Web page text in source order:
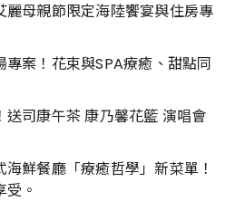
母親節限定海陸饗宴與住房專
案！花束與SPA療癒、甜點同
送司康午茶 康乃馨花籃 演唱會
鮮餐廳「療癒哲學」新菜單！
。